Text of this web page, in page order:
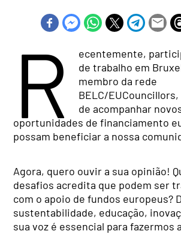
R
ecentemente,
de trabalho em
membro da rede
BELC/
de acompanhar
oportunidades de financiamento
possam beneficiar a nossa
Agora, quero ouvir a sua opinião!
desafios acredita que podem ser
com o apoio de fundos europeus?
sustentabilidade, educação,
sua voz é essencial para fazermos